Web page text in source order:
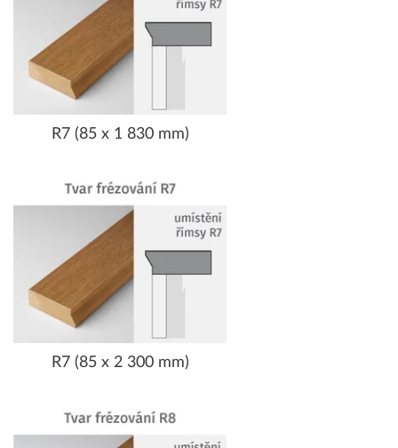
R7 (85 x 1 830 mm)
R7 (85 x 2 300 mm)